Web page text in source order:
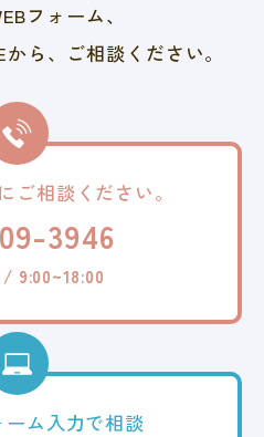
フォーム、
ら、 ご相談ください。
ご相談ください。
3946
9:00~18:00
ム入力で相談